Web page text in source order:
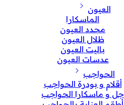
العيون
الماسكارا
محدد العيون
ظلال العيون
باليت العيون
عدسات العيون
الحواجب
أقلام و بودرة الحواجب
جل و ماسكارا الحواجب